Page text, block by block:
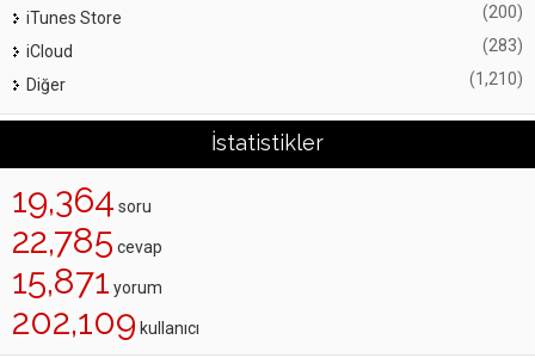
iTunes Store (200)
iCloud (283)
Diğer (1,210)
İstatistikler
19,364 soru
22,785 cevap
15,871 yorum
202,109 kullanıcı